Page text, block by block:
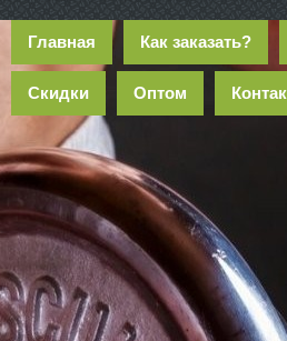
Главная Как заказать?
Скидки Оптом